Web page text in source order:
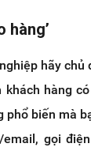
hàng’
hãy chủ
hàng
phổ biến mà
gọi